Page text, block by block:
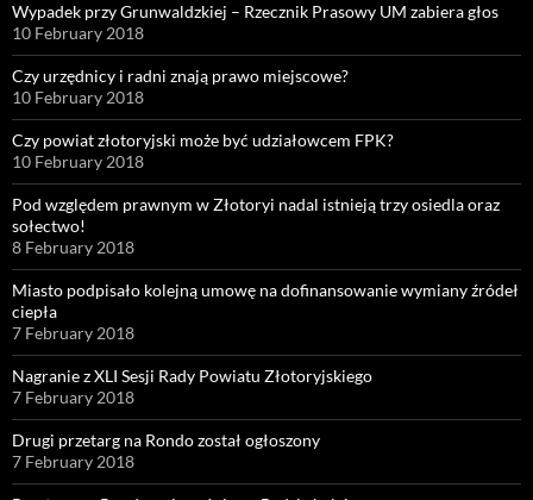
Wypadek przy Grunwaldzkiej – Rzecznik Prasowy UM zabiera głos
10 February 2018
Czy urzędnicy i radni znają prawo miejscowe?
10 February 2018
Czy powiat złotoryjski może być udziałowcem FPK?
10 February 2018
Pod względem prawnym w Złotoryi nadal istnieją trzy osiedla oraz
sołectwo!
8 February 2018
Miasto podpisało kolejną umowę na dofinansowanie wymiany źródeł
ciepła
7 February 2018
Nagranie z XLI Sesji Rady Powiatu Złotoryjskiego
7 February 2018
Drugi przetarg na Rondo został ogłoszony
7 February 2018